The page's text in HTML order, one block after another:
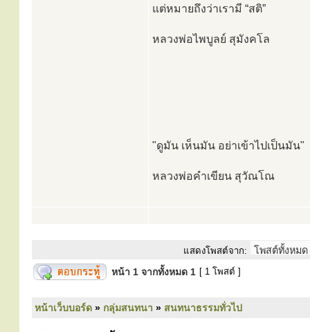
แต่หมายถึงว่าเรามี “สติ”
หลวงพ่อไพบูลย์ สุมังคโล
"ดูมัน เห็นมัน อย่าเข้าไปเป็นมัน"
หลวงพ่อคำเขียน สุวัณโณ
แสดงโพสต์จาก:
หน้า 1 จากทั้งหมด 1 [ 1 โพสต์ ]
หน้าเว็บบอร์ด » กลุ่มสนทนา » สนทนาธรรมทั่วไป